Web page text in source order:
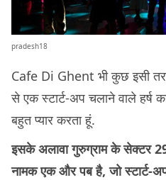
pradesh18
Cafe Di Ghent भी कुछ इसी
से एक स्टार्ट-अप चलाने वाले हर्ष
बहुत प्यार करता हूं.
इसके अलावा गुरुग्राम के
नामक एक और पब है, जो स्टार्ट-